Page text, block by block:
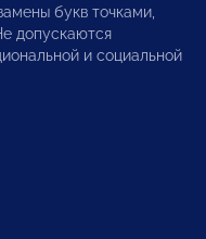
букв точками,
допускаются
и социальной